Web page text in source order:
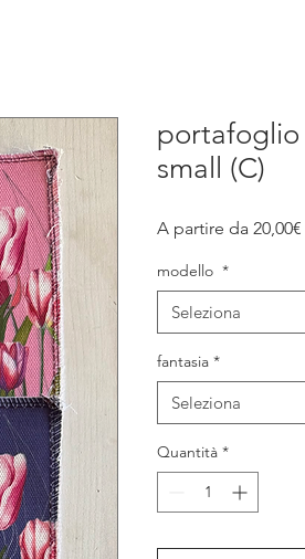
small (C)
A partire da 20,00€
modello *
Seleziona
fantasia *
Seleziona
Quantità *